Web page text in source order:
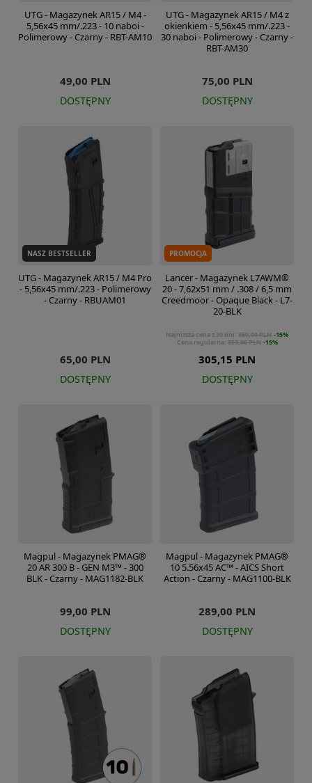
UTG - Magazynek AR15 / M4 -
5,56x45 mm/.223 - 10 naboi -
Polimerowy - Czarny - RBT-AM10
49,00 PLN
DOSTĘPNY
UTG - Magazynek AR15 / M4 z
okienkiem - 5,56x45 mm/.223 -
30 naboi - Polimerowy - Czarny -
RBT-AM30
75,00 PLN
DOSTĘPNY
NASZ BESTSELLER
UTG - Magazynek AR15 / M4 Pro
- 5,56x45 mm/.223 - Polimerowy
- Czarny - RBUAM01
65,00 PLN
DOSTĘPNY
PROMOCJA
Lancer - Magazynek L7AWM®
20 - 7,62x51 mm / .308 / 6,5 mm
Creedmoor - Opaque Black - L7-
20-BLK
305,15 PLN
Najniższa cena z 30 dni: 359,00 PLN -15%
Cena regularna: 359,00 PLN -15%
DOSTĘPNY
Magpul - Magazynek PMAG®
20 AR 300 B - GEN M3™ - 300
BLK - Czarny - MAG1182-BLK
99,00 PLN
DOSTĘPNY
Magpul - Magazynek PMAG®
10 5.56x45 AC™ - AICS Short
Action - Czarny - MAG1100-BLK
289,00 PLN
DOSTĘPNY